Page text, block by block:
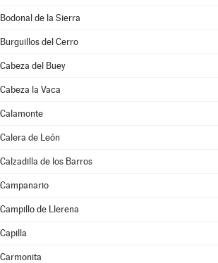
Bodonal de la Sierra
Burguillos del Cerro
Cabeza del Buey
Cabeza la Vaca
Calamonte
Calera de León
Calzadilla de los Barros
Campanario
Campillo de Llerena
Capilla
Carmonita